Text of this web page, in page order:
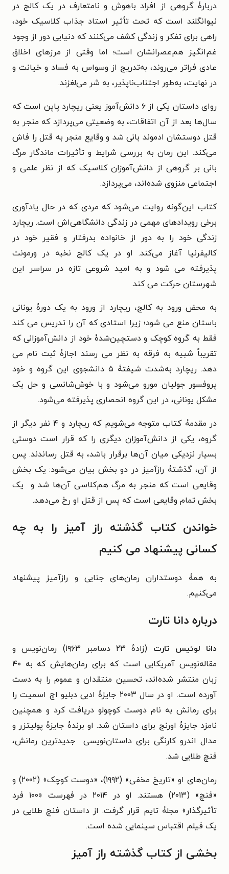
دربارۀ گروهی از افراد باهوش و نامتعارف در یک کالج در
نیوانگلند است که تحت تأثیر استاد جذاب کلاسیک خود،
راهی برای تفکر و زندگی کشف می‌کنند که دنیایی دور از وجود
غم‌انگیز هم‌عصرانشان است؛ اما وقتی از مرزهای اخلاق
عادی فراتر می‌روند، به‌تدریج از وسواس به فساد و خیانت و
در نهایت، به‌طور اجتناب‌ناپذیر، به شر می‌لغزند.
روای داستان یکی از ۶ دانش‌آموز یعنی ریچارد پاپن است که
سال‌ها بعد از آن اتفاقات، به وضعیتی می‌پردازد که منجر به
قتل دوستشان ادموند بانی شد و وقایع منجر به قتل را فاش
می‌کند. این رمان به بررسی شرایط و تأثیرات ماندگار مرگ
بانی بر گروهی از دانش‌آموزان کلاسیک که از نظر علمی و
اجتماعی منزوی شده‌اند، می‌پردازد.
کتاب این‌گونه روایت می‌شود که مردی که در حال یادآوری
برخی رویدادهای مهمی در زندگی دانشگاهی‌اش است. ریچارد
زندگی خود را به دور از خانواده بدرفتار و فقیر خود در
کالیفرنیا آغاز می‌کند. او در یک کالج نخبه در ورمونت
پذیرفته می شود و به امید شروعی تازه در سراسر این
شهرستان حرکت می کند.
به محض ورود به کالج، ریچارد از ورود به یک دورۀ یونانی
باستان منع می شود؛ زیرا استادی که آن را تدریس می کند
فقط به گروه کوچک و دستچین‌شدۀ خود از دانش‌آموزانی که
تقریباً شبیه به فرقه به نظر می رسند اجازۀ ثبت نام می
دهد. ریچارد به‌شدت شیفتۀ ۵ دانشجوی این گروه و خود
پروفسور جولیان مورو می‌شود و با خوش‌شانسی و حل یک
مشکل یونانی، در این گروه انحصاری پذیرفته می‌شود.
در مقدمۀ کتاب متوجه می‌شویم که ریچارد و ۴ نفر دیگر از
گروه، یکی از دانش‌آموزان دیگری را که قرار است دوستی
بسیار نزدیکی میان آن‌ها برقرار باشد، به قتل رساندند. پس
از آن، گذشتۀ رازآمیز در دو بخش بیان می‌شود: یک بخش
وقایعی است که منجر به مرگ هم‌کلاسی آن‌ها شد و یک
بخش تمام وقایعی است که پس از قتل او رخ می‌دهد.
خواندن کتاب گذشته راز آمیز را به چه
کسانی پیشنهاد می کنیم
به همۀ دوستداران رمان‌های جنایی و رازآمیز پیشنهاد
می‌کنیم.
درباره دانا تارت
دانا لوئیس تارت
(زادهٔ ۲۳ دسامبر ۱۹۶۳) رمان‌نویس و
مقاله‌نویس آمریکایی است که برای رمان‌هایش که به ۴۰
زبان منتشر شده‌اند، تحسین منتقدان و عموم را به دست
آورده است. او در سال ۲۰۰۳ جایزۀ ادبی دبلیو اچ اسمیت را
برای رمانش به نام دوست کوچولو دریافت کرد و همچنین
نامزد جایزۀ اورنج برای داستان شد. او برندۀ جایزۀ پولیتزر و
مدال اندرو کارنگی برای داستان‌نویسی جدیدترین رمانش،
فنچ طلایی شد.
رمان‌های او «تاریخ مخفی» (۱۹۹۲)، «دوست کوچک» (۲۰۰۲) و
«فنچ» (۲۰۱۳) هستند. او در ۲۰۱۴ در فهرست «۱۰۰ فرد
تأثیرگذار» مجلۀ تایم قرار گرفت. از داستان فنچ طلایی در
یک فیلم اقتباس سینمایی شده است.
بخشی از کتاب گذشته راز آمیز